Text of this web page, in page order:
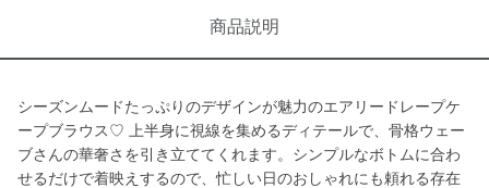
商品説明
シーズンムードたっぷりのデザインが魅力のエアリードレープケ
ープブラウス♡ 上半身に視線を集めるディテールで、骨格ウェー
ブさんの華奢さを引き立ててくれます。シンプルなボトムに合わ
せるだけで着映えするので、忙しい日のおしゃれにも頼れる存在